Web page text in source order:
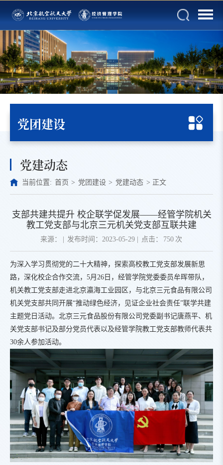
党团建设
党建动态
当前位置: 首页 > 党团建设 > 党建动态 > 正文
支部共建共提升 校企联学促发展——经管学院机关
教工党支部与北京三元机关党支部互联共建
来源： 发布时间：2023-05-29 点击： 750 次
为深入学习贯彻党的二十大精神，探索高校教工党支部发展新思
路，深化校企合作交流，5月26日，经管学院党委委员牟晖带队，
机关教工党支部走进北京瀛海工业园区，与北京三元食品有限公司
机关党支部共同开展“推动绿色经济，见证企业社会责任”联学共建
主题党日活动。北京三元食品股份有限公司党委副书记唐燕平、机
关党支部书记及部分党员代表以及经管学院教工党支部教师代表共
30余人参加活动。